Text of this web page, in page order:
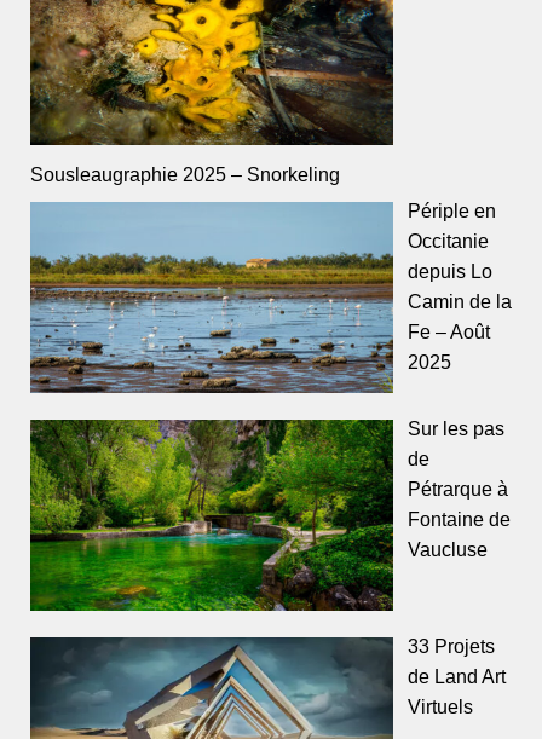
Sousleaugraphie 2025 – Snorkeling
Périple en
Occitanie
depuis Lo
Camin de la
Fe – Août
2025
Sur les pas
de
Pétrarque à
Fontaine de
Vaucluse
33 Projets
de Land Art
Virtuels